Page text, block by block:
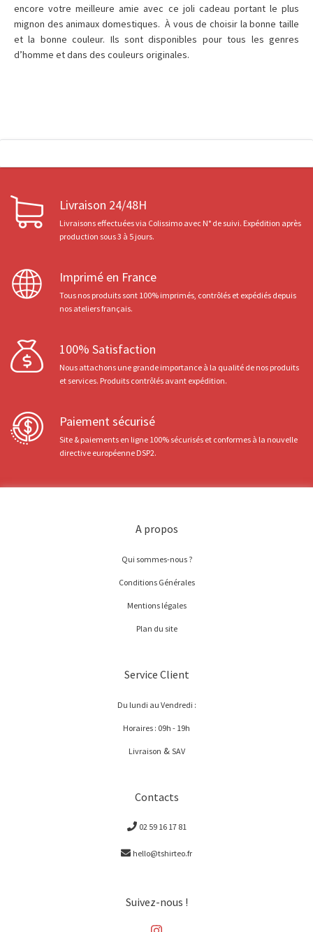
encore votre meilleure amie avec ce joli cadeau portant le plus
mignon des animaux domestiques. À vous de choisir la bonne taille
et la bonne couleur. Ils sont disponibles pour tous les genres
d’homme et dans des couleurs originales.
Livraison 24/48H
Livraisons effectuées via Colissimo avec N° de suivi. Expédition après
production sous 3 à 5 jours.
Imprimé en France
Tous nos produits sont 100% imprimés, contrôlés et expédiés depuis
nos ateliers français.
100% Satisfaction
Nous attachons une grande importance à la qualité de nos produits
et services. Produits contrôlés avant expédition.
Paiement sécurisé
Site & paiements en ligne 100% sécurisés et conformes à la nouvelle
directive européenne DSP2.
A propos
Qui sommes-nous ?
Conditions Générales
Mentions légales
Plan du site
Service Client
Du lundi au Vendredi :
Horaires : 09h - 19h
Livraison & SAV
Contacts
02 59 16 17 81
hello@tshirteo.fr
Suivez-nous !